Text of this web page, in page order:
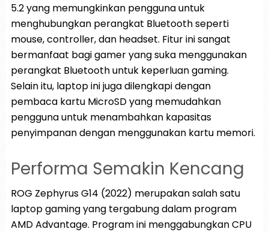
5.2 yang memungkinkan pengguna untuk
menghubungkan perangkat Bluetooth seperti
mouse, controller, dan headset. Fitur ini sangat
bermanfaat bagi gamer yang suka menggunakan
perangkat Bluetooth untuk keperluan gaming.
Selain itu, laptop ini juga dilengkapi dengan
pembaca kartu MicroSD yang memudahkan
pengguna untuk menambahkan kapasitas
penyimpanan dengan menggunakan kartu memori.
Performa Semakin Kencang
ROG Zephyrus G14 (2022) merupakan salah satu
laptop gaming yang tergabung dalam program
AMD Advantage. Program ini menggabungkan CPU